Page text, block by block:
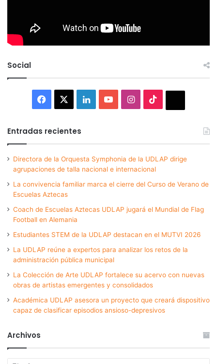
Social
Facebook LinkedInYouTubeInstagram
Entradas recientes
Directora de la Orquesta Symphonia de la UDLAP dirige
agrupaciones de talla nacional e internacional
La convivencia familiar marca el cierre del Curso de Verano de
Escuelas Aztecas
Coach de Escuelas Aztecas UDLAP jugará el Mundial de Flag
Football en Alemania
Estudiantes STEM de la UDLAP destacan en el MUTVI 2026
La UDLAP reúne a expertos para analizar los retos de la
administración pública municipal
La Colección de Arte UDLAP fortalece su acervo con nuevas
obras de artistas emergentes y consolidados
Académica UDLAP asesora un proyecto que creará dispositivo
capaz de clasificar episodios ansioso-depresivos
Archivos